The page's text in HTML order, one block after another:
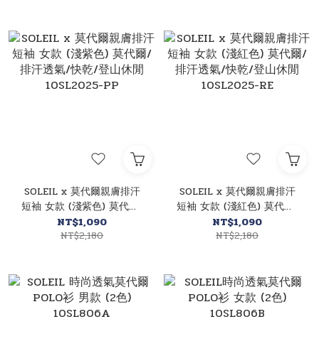
SOLEIL x 莫代爾親膚排汗
短袖 女款 (淺紫色) 莫代爾/
排汗透氣/快乾/登山休閒
10SL2025-PP
NT$1,090
NT$2,180
SOLEIL x 莫代爾親膚排汗
短袖 女款 (淺紅色) 莫代爾/
排汗透氣/快乾/登山休閒
10SL2025-RE
NT$1,090
NT$2,180